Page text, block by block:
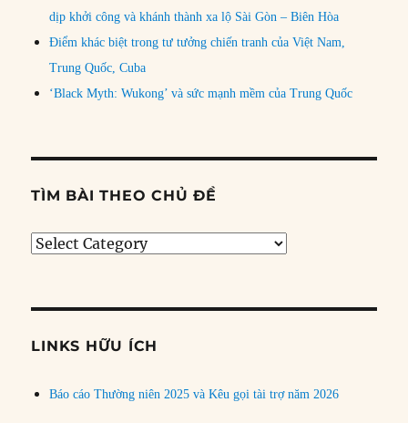
dịp khởi công và khánh thành xa lộ Sài Gòn – Biên Hòa
Điểm khác biệt trong tư tưởng chiến tranh của Việt Nam,
Trung Quốc, Cuba
‘Black Myth: Wukong’ và sức mạnh mềm của Trung Quốc
TÌM BÀI THEO CHỦ ĐỀ
Tìm
đề
LINKS HỮU ÍCH
Báo cáo Thường niên 2025 và Kêu gọi tài trợ năm 2026